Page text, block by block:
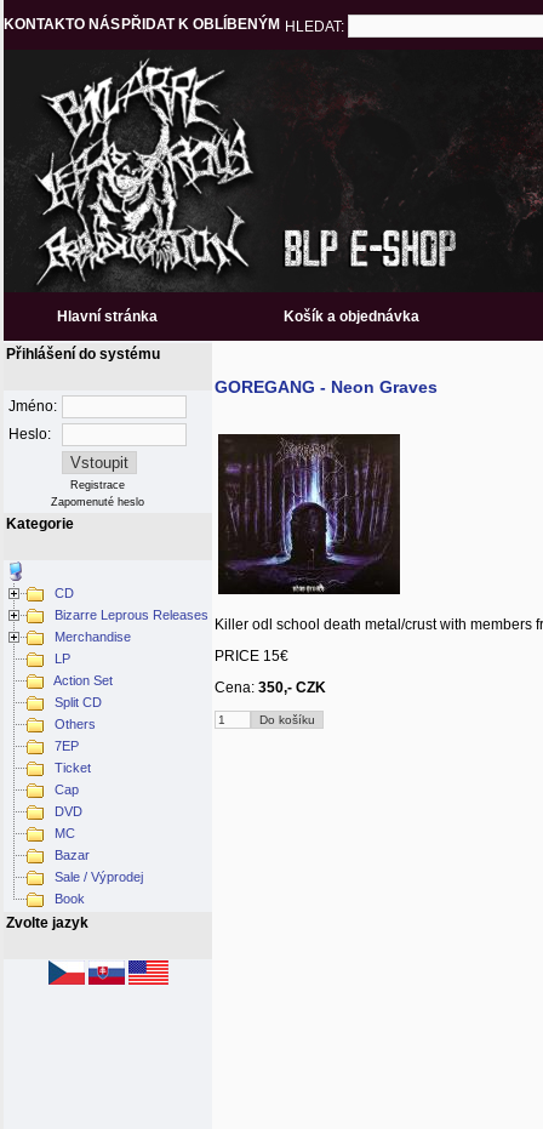
KONTAKTO NÁS PŘIDAT K OBLÍBENÝM HLEDAT:
Hlavní stránka Košík a objednávka
Přihlášení do systému
Jméno:
Heslo:
Registrace
Zapomenuté heslo
Kategorie
CD
Bizarre Leprous Releases
Merchandise
LP
Action Set
Split CD
Others
7EP
Ticket
Cap
DVD
MC
Bazar
Sale / Výprodej
Book
Zvolte jazyk
GOREGANG - Neon Graves
Killer odl school death metal/crust with
PRICE 15€
Cena: 350,- CZK